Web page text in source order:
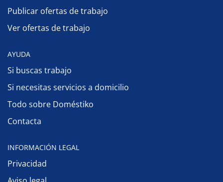
Publicar ofertas de trabajo
Ver ofertas de trabajo
AYUDA
Si buscas trabajo
Si necesitas servicios a domicilio
Todo sobre Doméstiko
Contacta
INFORMACIÓN LEGAL
Privacidad